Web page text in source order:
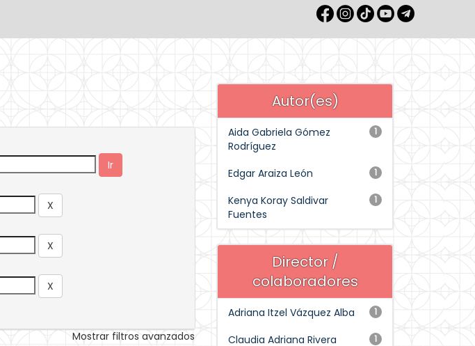
Mostrar filtros avanzados
Autor(es)
1
Aida Gabriela Gómez
Rodríguez
1
Edgar Araiza León
1
Kenya Koray Saldivar
Fuentes
Director /
colaboradores
1
Adriana Itzel Vázquez Alba
1
Claudia Adriana Rivera